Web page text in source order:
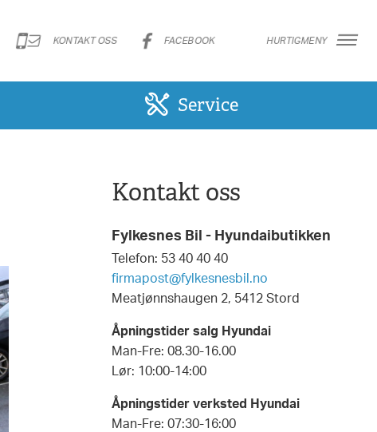
KONTAKT OSS FACEBOOK HURTIGMENY
Service
Kontakt oss
Fylkesnes Bil - Hyundaibutikken
Telefon: 53 40 40 40
firmapost@fylkesnesbil.no
Meatjønnshaugen 2, 5412 Stord
Åpningstider salg Hyundai
Man-Fre: 08.30-16.00
Lør: 10:00-14:00
Åpningstider verksted Hyundai
Man-Fre: 07:30-16:00